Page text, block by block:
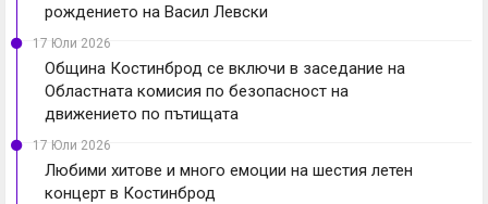
рождението на Васил Левски
17 Юли 2026
Община Костинброд се включи в заседание на
Областната комисия по безопасност на
движението по пътищата
17 Юли 2026
Любими хитове и много емоции на шестия летен
концерт в Костинброд